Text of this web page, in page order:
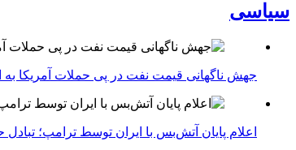
سیاسی
جهش ناگهانی قیمت نفت در پی حملات آمریکا
اعلام پایان آتش‌بس با ایران توسط ترامپ؛